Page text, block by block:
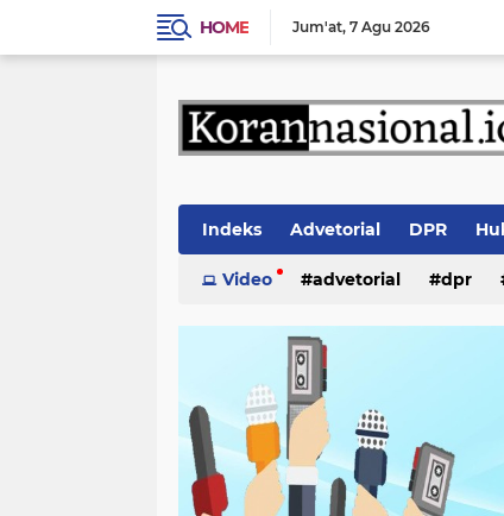
HOME Jum'at 7 Agu 2026
Indeks Advetorial DPR
Video advetorial dpr